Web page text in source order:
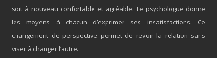
soit à nouveau confortable et agréable. Le psychologue donne
les moyens à chacun d’exprimer ses insatisfactions. Ce
changement de perspective permet de revoir la relation sans
viser à changer l’autre.